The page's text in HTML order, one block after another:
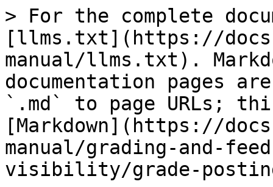
> For the complete
[llms.txt](https://
manual/llms.txt).
documentation pages
`.md` to page URLs;
[Markdown](https://
manual/grading-and-
visibility/grade-